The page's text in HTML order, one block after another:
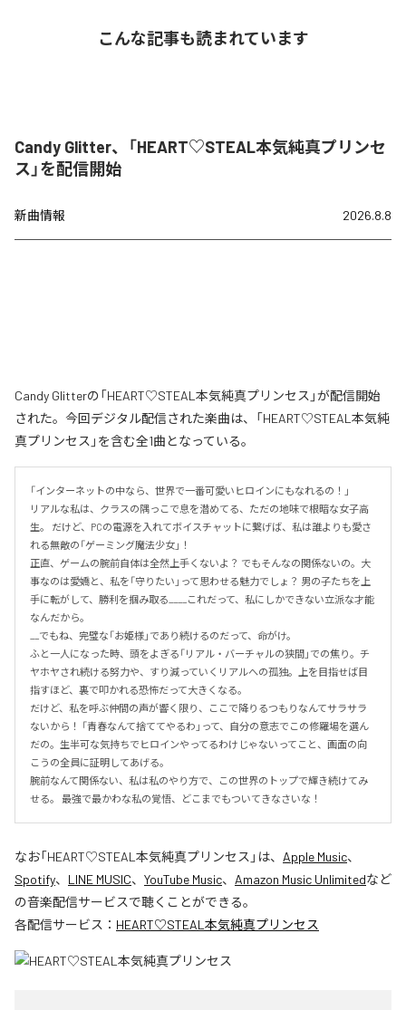
こんな記事も読まれています
Candy Glitter、「HEART♡STEAL本気純真プリンセ
ス」を配信開始
新曲情報 2026.8.8
Candy Glitterの「HEART♡STEAL本気純真プリンセス」が配信開始
された。今回デジタル配信された楽曲は、「HEART♡STEAL本気純
真プリンセス」を含む全1曲となっている。
「インターネットの中なら、世界で一番可愛いヒロインにもなれるの！」
リアルな私は、クラスの隅っこで息を潜めてる、ただの地味で根暗な女子高
生。 だけど、PCの電源を入れてボイスチャットに繋げば、私は誰よりも愛さ
れる無敵の「ゲーミング魔法少女」！
正直、ゲームの腕前自体は全然上手くないよ？ でもそんなの関係ないの。大
事なのは愛嬌と、私を「守りたい」って思わせる魅力でしょ？ 男の子たちを上
手に転がして、勝利を掴み取る____これだって、私にしかできない立派な才能
なんだから。
__でもね、完璧な「お姫様」であり続けるのだって、命がけ。
ふと一人になった時、頭をよぎる「リアル・バーチャルの狭間」での焦り。チ
ヤホヤされ続ける努力や、すり減っていくリアルへの孤独。上を目指せば目
指すほど、裏で叩かれる恐怖だって大きくなる。
だけど、私を呼ぶ仲間の声が響く限り、ここで降りるつもりなんてサラサラ
ないから！ 「青春なんて捨ててやるわ」って、自分の意志でこの修羅場を選ん
だの。生半可な気持ちでヒロインやってるわけじゃないってこと、画面の向
こうの全員に証明してあげる。
腕前なんて関係ない、私は私のやり方で、この世界のトップで輝き続けてみ
せる。 最強で最かわな私の覚悟、どこまでもついてきなさいな！
なお「HEART♡STEAL本気純真プリンセス 」は、 Apple Music、
Spotify、 LINE MUSIC、 YouTube Music、 Amazon Music Unlimitedなど
の音楽配信サービスで聴くことができる。
各配信サービス： HEART♡STEAL本気純真プリンセス